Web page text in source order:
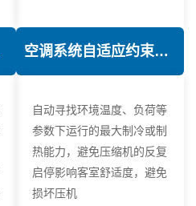
空调系统自适应约束控制技术
自动寻找环境温度、负荷等
参数下运行的最大制冷或制
热能力，避免压缩机的反复
启停影响客室舒适度，避免
损坏压机